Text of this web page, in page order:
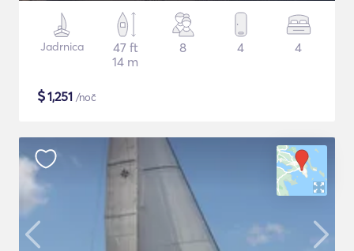
Jadrnica
47 ft
14 m
8 4 4
$1,251 /noč